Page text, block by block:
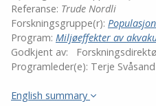
Referanse: Trude Nordli
Forskningsgruppe(r):
Program: Miljøeffekter av
Godkjent av:
Programleder(e): Terje Svåsand
English summary